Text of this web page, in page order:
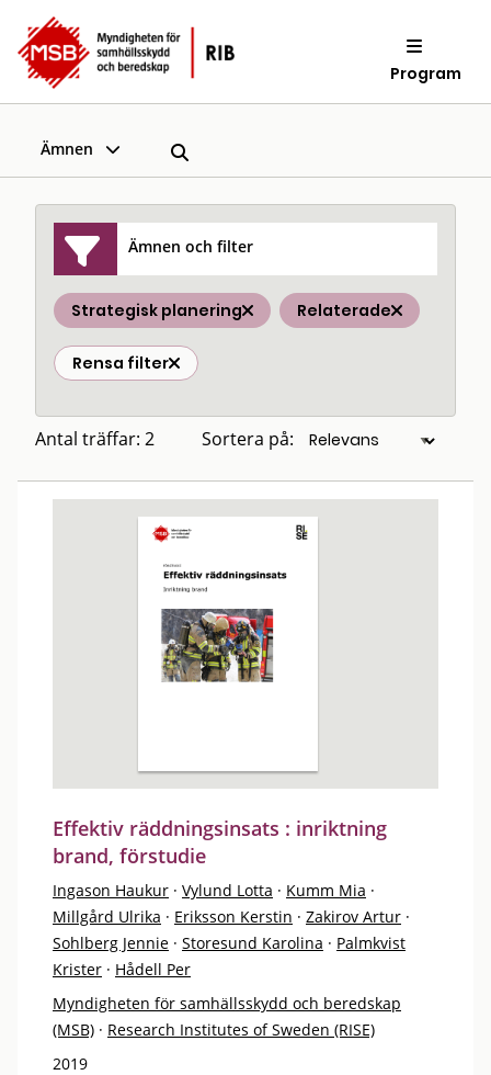
Program
Ämnen
Ämnen och filter
Strategisk planering Relaterade
Rensa filter
Antal träffar: 2 Sortera på:
Effektiv räddningsinsats : inriktning
brand, förstudie
Ingason Haukur · Vylund Lotta · Kumm Mia ·
Millgård Ulrika · Eriksson Kerstin · Zakirov Artur ·
Sohlberg Jennie · Storesund Karolina · Palmkvist
Krister · Hådell Per
Myndigheten för samhällsskydd och beredskap
(MSB) · Research Institutes of Sweden (RISE)
2019